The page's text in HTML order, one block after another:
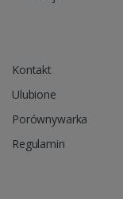
Kontakt
Ulubione
Porównywarka
Regulamin